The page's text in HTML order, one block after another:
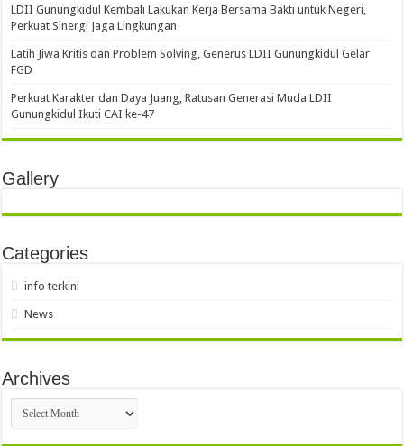
LDII Gunungkidul Kembali Lakukan Kerja Bersama Bakti untuk Negeri,
Perkuat Sinergi Jaga Lingkungan
Latih Jiwa Kritis dan Problem Solving, Generus LDII Gunungkidul Gelar
FGD
Perkuat Karakter dan Daya Juang, Ratusan Generasi Muda LDII
Gunungkidul Ikuti CAI ke-47
Gallery
Categories
info terkini
News
Archives
Archives